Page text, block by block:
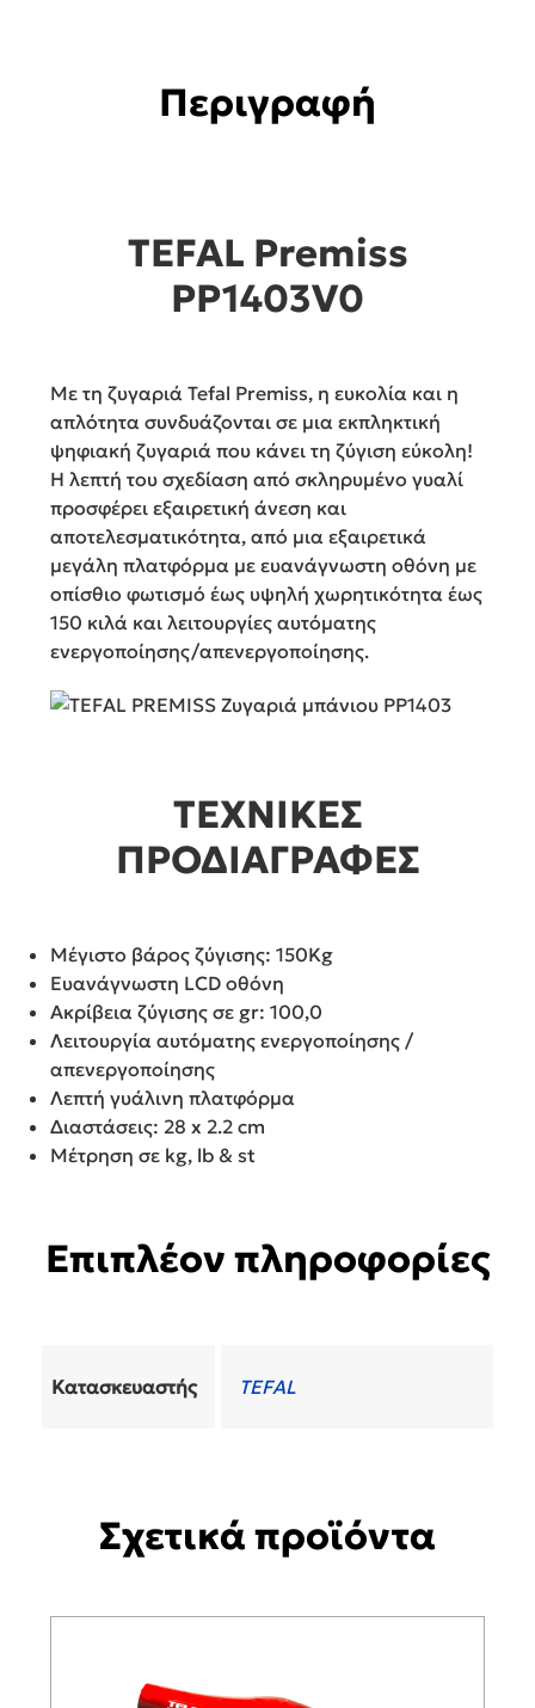
Περιγραφή
TEFAL Premiss
PP1403V0
Με τη ζυγαριά Tefal Premiss, η ευκολία και η
απλότητα συνδυάζονται σε μια εκπληκτική
ψηφιακή ζυγαριά που κάνει τη ζύγιση εύκολη!
Η λεπτή του σχεδίαση από σκληρυμένο γυαλί
προσφέρει εξαιρετική άνεση και
αποτελεσματικότητα, από μια εξαιρετικά
μεγάλη πλατφόρμα με ευανάγνωστη οθόνη με
οπίσθιο φωτισμό έως υψηλή χωρητικότητα έως
150 κιλά και λειτουργίες αυτόματης
ενεργοποίησης/απενεργοποίησης.
ΤΕΧΝΙΚΕΣ
ΠΡΟΔΙΑΓΡΑΦΕΣ
Μέγιστο βάρος ζύγισης: 150Κg
Ευανάγνωστη LCD οθόνη
Ακρίβεια ζύγισης σε gr: 100,0
Λειτουργία αυτόματης ενεργοποίησης /
απενεργοποίησης
Λεπτή γυάλινη πλατφόρμα
Διαστάσεις: 28 x 2.2 cm
Μέτρηση σε kg, lb & st
Επιπλέον πληροφορίες
Κατασκευαστής TEFAL
Σχετικά προϊόντα